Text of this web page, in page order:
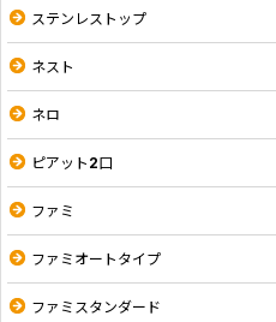
ステンレストップ
ネスト
ネロ
ピアット2口
ファミ
ファミオートタイプ
ファミスタンダード